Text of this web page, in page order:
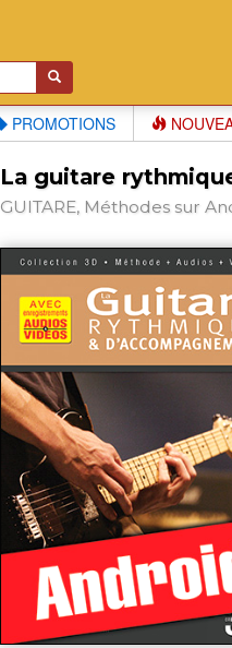
PROMOTIONS
La guitare
GUITARE, Méthodes sur